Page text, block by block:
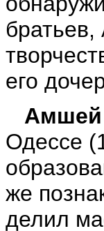
его
Амшей
Одессе
же
делил